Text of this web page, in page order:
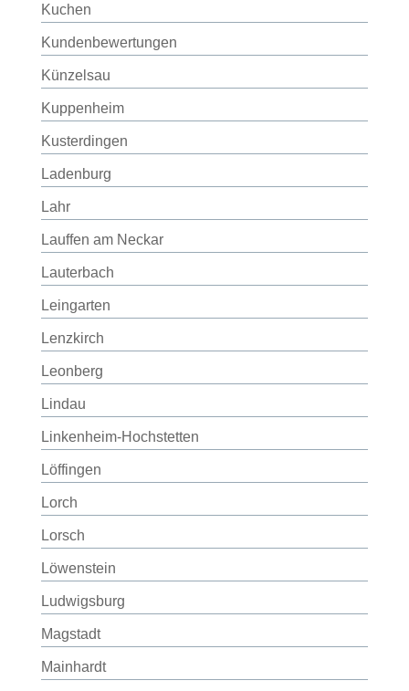
Kuchen
Kundenbewertungen
Künzelsau
Kuppenheim
Kusterdingen
Ladenburg
Lahr
Lauffen am Neckar
Lauterbach
Leingarten
Lenzkirch
Leonberg
Lindau
Linkenheim-Hochstetten
Löffingen
Lorch
Lorsch
Löwenstein
Ludwigsburg
Magstadt
Mainhardt